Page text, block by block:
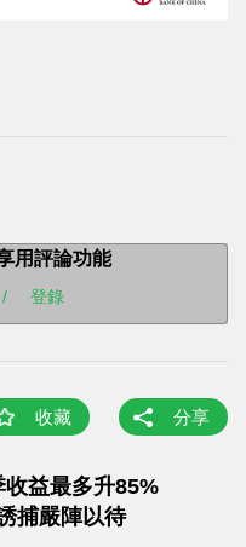
用評論功能
/ 登錄
收藏 分享
收益最多升85%
捕嚴陣以待